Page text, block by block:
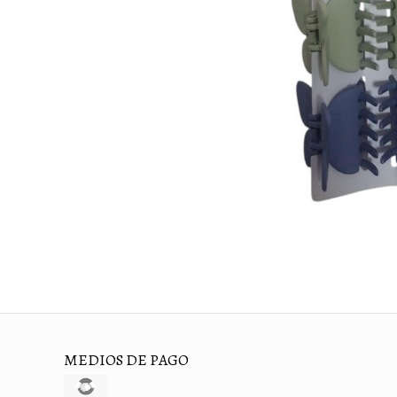
MEDIOS DE PAGO